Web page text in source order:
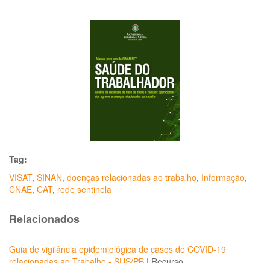
Tag:
VISAT, SINAN, doenças relacionadas ao trabalho, Informação,
CNAE, CAT, rede sentinela
Relacionados
Guia de vigilância epidemiológica de casos de COVID-19